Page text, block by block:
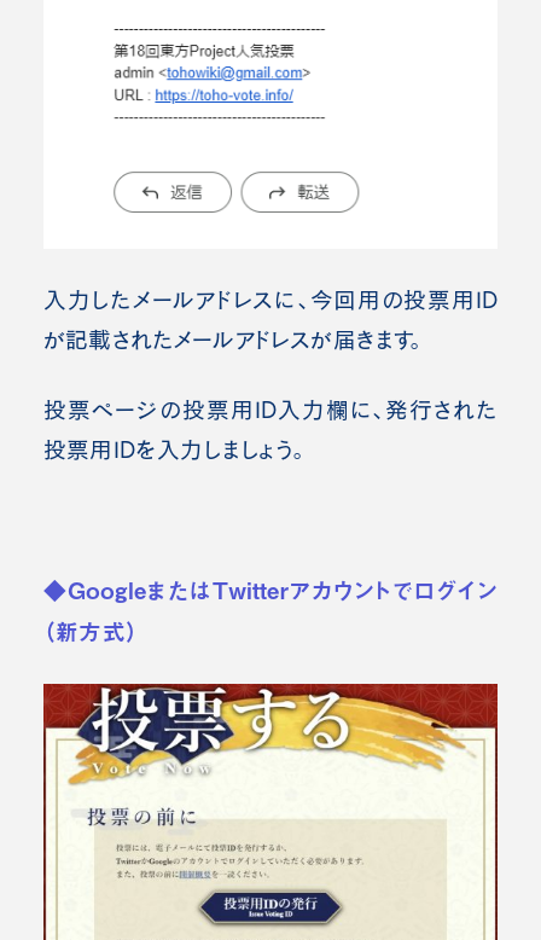
入力したメールアドレスに、今回用の投票用ID
が記載されたメールアドレスが届きます。
投票ページの投票用ID入力欄に、発行された
投票用IDを入力しましょう。
◆GoogleまたはTwitterアカウントでログイン
（新方式）